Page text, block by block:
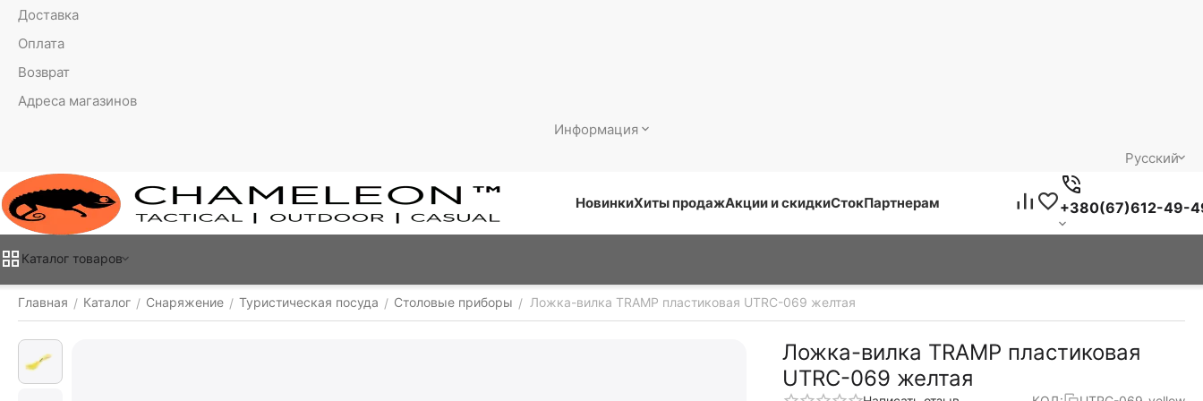
Доставка
Оплата
Возврат
Адреса магазинов
Информация
Русский
НовинкиХиты продажАкции и скидкиСтокПартнерам +380(67)612-49-
Каталог товаров
Главная / Каталог / Снаряжение / Туристическая посуда / Столовые приборы / Ложка-вилка TRAMP пластиковая UTRC-069 желтая
Ложка-вилка TRAMP пластиковая
UTRC-069 желтая